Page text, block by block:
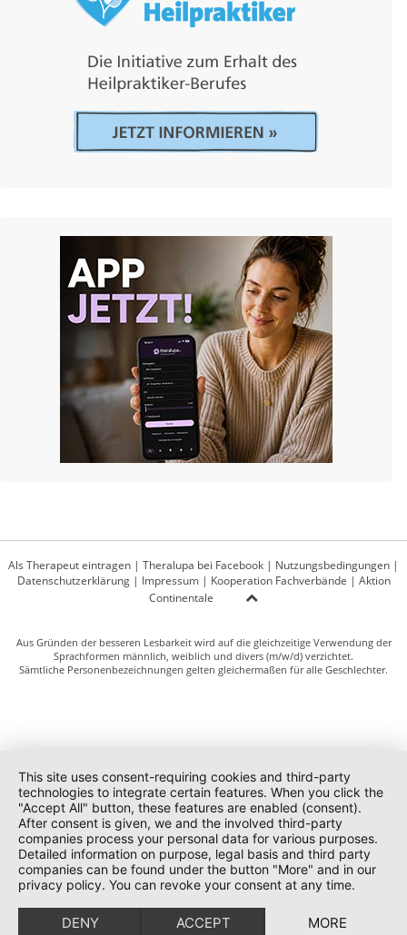
Als Therapeut eintragen | Theralupa bei Facebook | Nutzungsbedingungen |
Datenschutzerklärung| Impressum| Kooperation Fachverbände | Aktion
Continentale
Aus Gründen der besseren Lesbarkeit wird auf die gleichzeitige Verwendung der
Sprachformen männlich, weiblich und divers (m/w/d) verzichtet.
Sämtliche Personenbezeichnungen gelten gleichermaßen für alle Geschlechter.
This site uses consent-requiring cookies and third-party
technologies to integrate certain features. When you click the
"Accept All" button, these features are enabled (consent).
After consent is given, we and the involved third-party
companies process your personal data for various purposes.
Detailed information on purpose, legal basis and third party
companies can be found under the button "More" and in our
privacy policy. You can revoke your consent at any time.
DENY ACCEPT MORE